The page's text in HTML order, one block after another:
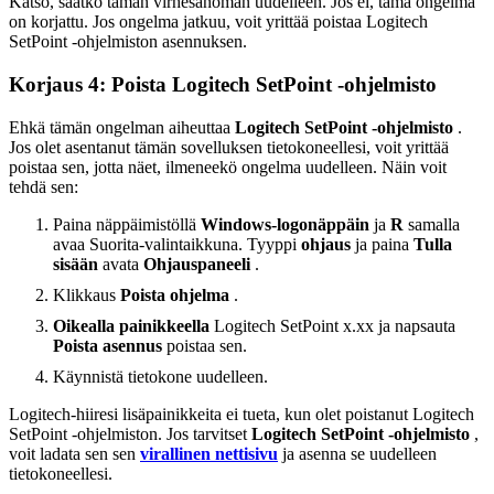
on korjattu. Jos ongelma jatkuu, voit yrittää poistaa Logitech
SetPoint -ohjelmiston asennuksen.
Korjaus 4: Poista Logitech SetPoint -ohjelmisto
Ehkä tämän ongelman aiheuttaa Logitech SetPoint -ohjelmisto .
Jos olet asentanut tämän sovelluksen tietokoneellesi, voit yrittää
poistaa sen, jotta näet, ilmeneekö ongelma uudelleen. Näin voit
tehdä sen:
Paina näppäimistöllä Windows-logonäppäin ja R samalla
avaa Suorita-valintaikkuna. Tyyppi ohjaus ja paina Tulla
sisään avata Ohjauspaneeli .
Klikkaus Poista ohjelma .
Oikealla painikkeella Logitech SetPoint x.xx ja napsauta
Poista asennus poistaa sen.
Käynnistä tietokone uudelleen.
Logitech-hiiresi lisäpainikkeita ei tueta, kun olet poistanut Logitech
SetPoint -ohjelmiston. Jos tarvitset Logitech SetPoint -ohjelmisto ,
voit ladata sen sen virallinen nettisivu ja asenna se uudelleen
tietokoneellesi.